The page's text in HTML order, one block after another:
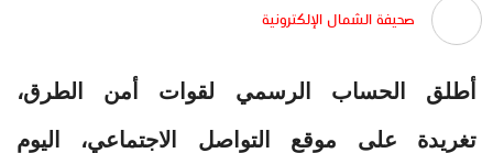
صحيفة الشمال الإلكترونية
أطلق الحساب الرسمي لقوات أمن الطرق،
تغريدة على موقع التواصل الاجتماعي، اليوم